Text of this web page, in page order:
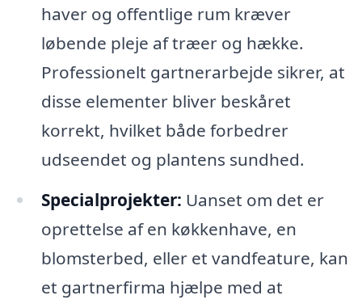
haver og offentlige rum kræver
løbende pleje af træer og hække.
Professionelt gartnerarbejde sikrer, at
disse elementer bliver beskåret
korrekt, hvilket både forbedrer
udseendet og plantens sundhed.
Specialprojekter: Uanset om det er
oprettelse af en køkkenhave, en
blomsterbed, eller et vandfeature, kan
et gartnerfirma hjælpe med at